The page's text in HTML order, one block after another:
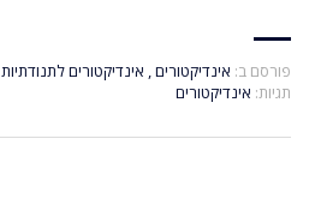
פורסם ב: אינדיקטורים, אינדיקטורים לתנודתיות
תגיות: אינדיקטורים